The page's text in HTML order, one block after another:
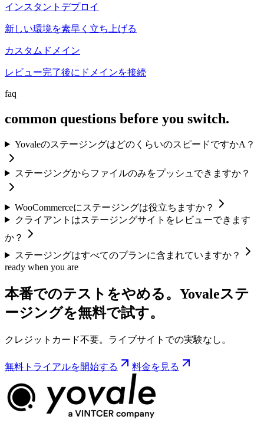
インスタントデプロイ
新しい環境を素早く立ち上げる
カスタムドメイン
レビュー完了後にドメインを接続
faq
common questions before you switch.
YovaleのステージングはどのくらいのスピードですかA？
ステージングからファイルのみをプッシュできますか？
WooCommerceにステージングは役立ちますか？
クライアントはステージングサイトをレビューできます
か？
ステージングはすべてのプランに含まれていますか？
ready when you are
本番でのテストをやめる。Yovaleステ
ージングを無料で試す。
クレジットカード不要。ライブサイトでの実験なし。
無料トライアルを開始する 料金を見る